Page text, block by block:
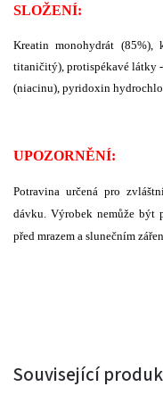
SLOŽENÍ:
Kreatin monohydrát
titaničitý), protispékavé látky
(niacinu), pyridoxin
UPOZORNĚNÍ:
Potravina určená pro
dávku. Výrobek nemůže být
před mrazem a slunečním
Související